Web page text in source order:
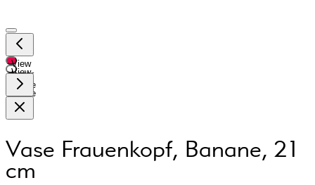
View
larger
image
View
larger
image
Vase Frauenkopf, Banane, 21
cm